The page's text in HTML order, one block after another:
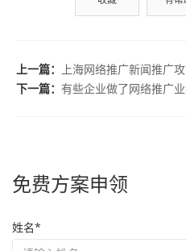
上一篇：
上海网络推广新闻推广攻
下一篇： 有些企业做了网络推广
免费方案申领
姓名*